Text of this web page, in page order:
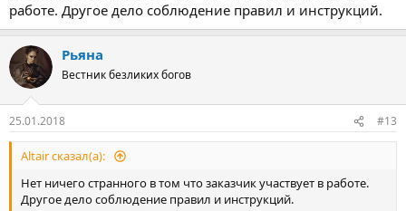
работе. Другое дело соблюдение правил и инструкций.
Рьяна
Вестник безликих богов
25.01.2018 #13
Altair сказал(а):
Нет ничего странного в том что заказчик участвует в работе.
Другое дело соблюдение правил и инструкций.